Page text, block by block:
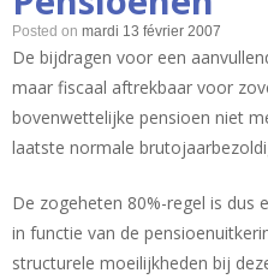
regel »
Posted on mardi 13 février 2007
De bijdragen voor een
maar fiscaal aftrekbaar voor
bovenwettelijke pensioen niet
laatste normale
De zogeheten 80%-regel is dus
in functie van de
structurele moeilijkheden bij